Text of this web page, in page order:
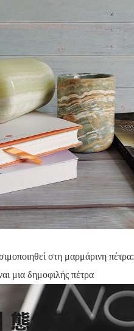
στη μαρμάρινη πέτρα:
μια δημοφιλής πέτρα